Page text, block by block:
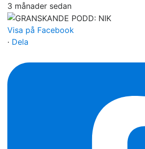
3 månader sedan
Visa på Facebook
· Dela